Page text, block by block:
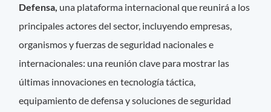
Defensa, una plataforma internacional que reunirá a los
principales actores del sector, incluyendo empresas,
organismos y fuerzas de seguridad nacionales e
internacionales: una reunión clave para mostrar las
últimas innovaciones en tecnología táctica,
equipamiento de defensa y soluciones de seguridad